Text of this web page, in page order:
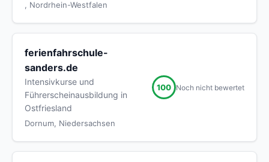
, Nordrhein-Westfalen
ferienfahrschule-
sanders.de
Intensivkurse und
Führerscheinausbildung in
Ostfriesland
Dornum, Niedersachsen
100 Noch nicht bewertet